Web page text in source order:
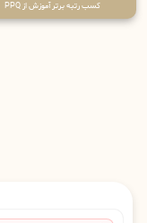
کسب رتبه برتر آموزش از PPQ